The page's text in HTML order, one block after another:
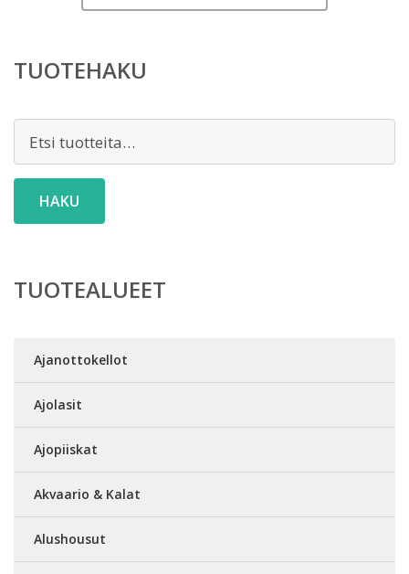
TUOTEHAKU
HAKU
TUOTEALUEET
Ajanottokellot
Ajolasit
Ajopiiskat
Akvaario & Kalat
Alushousut